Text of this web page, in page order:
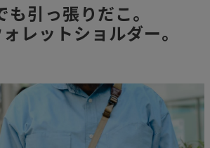
引っ張りだこ。
レットショルダー。